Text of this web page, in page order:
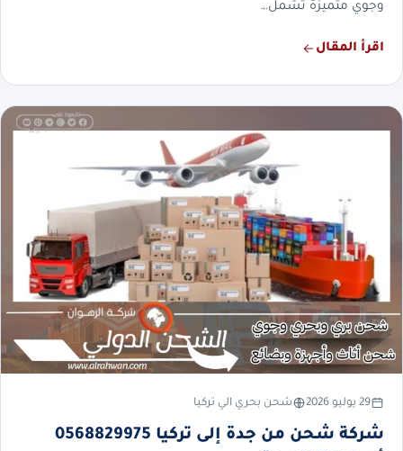
وجوي متميزة تشمل…
اقرأ المقال
29 يوليو 2026 شحن بحري الي تركيا
شركة شحن من جدة إلى تركيا 0568829975